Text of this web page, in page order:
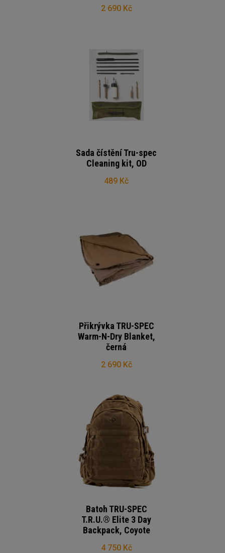
2 690 Kč
Sada čístění Tru-spec
Cleaning kit, OD
489 Kč
Přikrývka TRU-SPEC
Warm-N-Dry Blanket,
černá
2 690 Kč
Batoh TRU-SPEC
T.R.U.® Elite 3 Day
Backpack, Coyote
4 750 Kč